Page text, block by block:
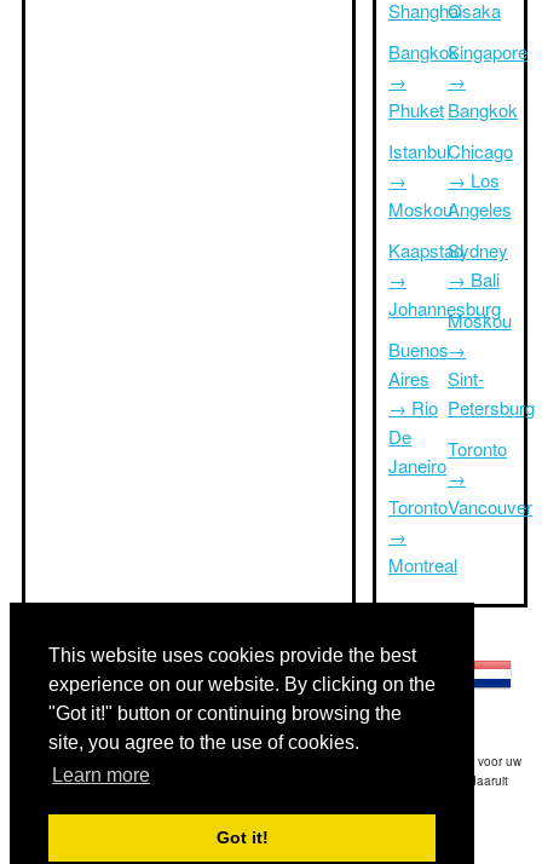
This website uses cookies provide the best
experience on our website. By clicking on the
"Got it!" button or continuing browsing the
site, you agree to the use of cookies.
Learn more
Got it!
Shanghai
Bangkok
→
Phuket
Istanbul
→
Moskou
Kaapstad
→
Johannesburg
Buenos
Aires
→ Rio
De
Janeiro
Toronto
→
Montreal
Osaka
Singapore
→
Bangkok
Chicago
→ Los
Angeles
Sydney
→ Bali
Moskou
→
Sint-
Petersburg
Toronto
→
Vancouver
Disclaimer: De op deze website afgebeelde gegevens is onze beste schatting en voor uw
referentie.Triptimeto.com is niet aansprakelijk voor eventuele trip delay en / of daaruit